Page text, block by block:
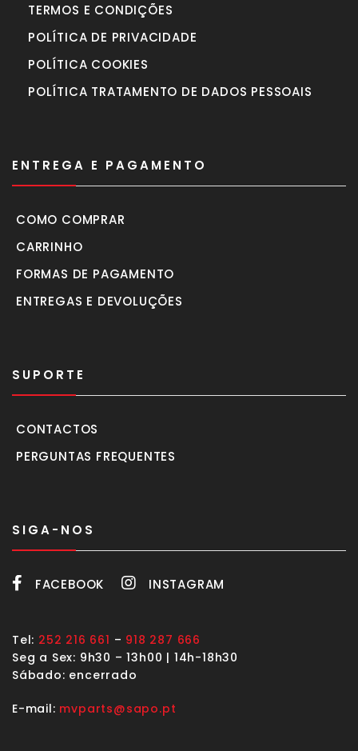
TERMOS E CONDIÇÕES
POLÍTICA DE PRIVACIDADE
POLÍTICA COOKIES
POLÍTICA TRATAMENTO DE DADOS PESSOAIS
ENTREGA E PAGAMENTO
COMO COMPRAR
CARRINHO
FORMAS DE PAGAMENTO
ENTREGAS E DEVOLUÇÕES
SUPORTE
CONTACTOS
PERGUNTAS FREQUENTES
SIGA-NOS
FACEBOOK INSTAGRAM
Tel: 252 216 661 – 918 287 666
Seg a Sex: 9h30 – 13h00 | 14h-18h30
Sábado: encerrado
E-mail: mvparts@sapo.pt